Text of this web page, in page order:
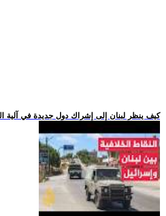
.. كيف ينظر لبنان إلى إشراك دول جديدة في آلية